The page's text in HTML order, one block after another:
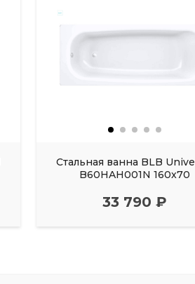
Стальная ванна BLB
B60HAH001N 160x70
33 790 ₽